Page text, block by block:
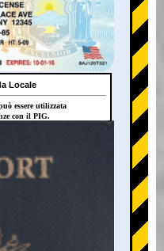
Locale
essere utilizzata
con il PIG.